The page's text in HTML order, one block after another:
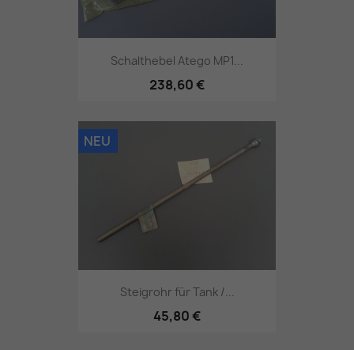
Schalthebel Atego MP1...
238,60 €
Steigrohr für Tank /...
45,80 €
NEU